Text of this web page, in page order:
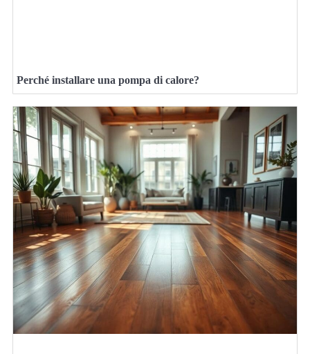
Perché installare una pompa di calore?